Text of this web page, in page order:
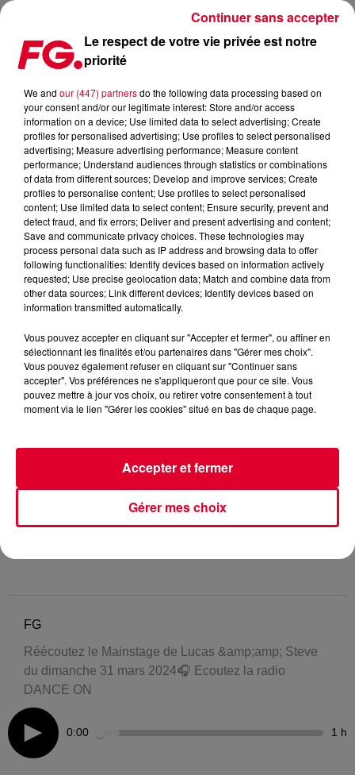
MAINSTAGE : LUCAS & STEVE
FG
Réécoutez le Mainstage de Lucas &amp;amp; Steve
du dimanche 31 mars 2024🎧 Ecoutez la radio
DANCE ON
0:00 1 h
Le respect de votre vie privée est notre
priorité
We and our (447) partnersdo the following data processing based on
your consent and/or our legitimate interest: Store and/or access
information on a device; Use limited data to select advertising; Create
profiles for personalised advertising; Use profiles to select personalised
advertising; Measure advertising performance; Measure content
performance; Understand audiences through statistics or combinations
of data from different sources; Develop and improve services; Create
profiles to personalise content; Use profiles to select personalised
content; Use limited data to select content; Ensure security, prevent and
detect fraud, and fix errors; Deliver and present advertising and content;
Save and communicate privacy choices. These technologies may
process personal data such as IP address and browsing data to offer
following functionalities: Identify devices based on information actively
requested; Use precise geolocation data; Match and combine data from
other data sources; Link different devices; Identify devices based on
information transmitted automatically.
Vous pouvez accepter en cliquant sur "Accepter et fermer", ou affiner en
sélectionnant les finalités et/ou partenaires dans "Gérer mes choix".
Vous pouvez également refuser en cliquant sur "Continuer sans
accepter". Vos préférences ne s'appliqueront que pour ce site. Vous
pouvez mettre à jour vos choix, ou retirer votre consentement à tout
moment via le lien "Gérer les cookies" situé en bas de chaque page.
Gérer mes choix
Accepter et fermer
Continuer sans accepter